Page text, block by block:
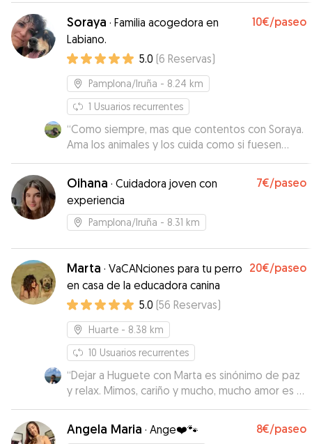
Soraya · Familia acogedora en
Labiano.
10€/paseo
5.0 (6 Reservas)
Pamplona/Iruña - 8.24 km
1 Usuarios recurrentes
“Como siempre, mas que contentos con Soraya.
Ama los animales y los cuida como si fuesen
suyos”
Oihana · Cuidadora joven con
experiencia
7€/paseo
Pamplona/Iruña - 8.31 km
Marta · VaCANciones para tu perro
en casa de la educadora canina
20€/paseo
5.0 (56 Reservas)
Huarte - 8.38 km
10 Usuarios recurrentes
“Dejar a Huguete con Marta es sinónimo de paz
y relax. Mimos, cariño y mucho, mucho amor es el
que recibe Hugo. Eternamente agradecida una
vez más. Información diaria de paseos,
comidas... Mil gracias por cuidar del abuelito
Angela Maria · Ange❤️🐾 8€/paseo